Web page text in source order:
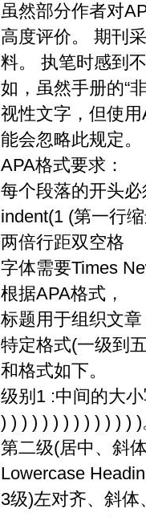
虽然部分作者对
高度评价。 期刊
料。 执笔时感到
如，虽然手册的“
视性文字，但使
能会忽略此规定。
APA格式要求：
每个段落的开头
indent(1 (第一行
两倍行距双空格
字体需要Times
根据APA格式，
标题用于组织文
特定格式(一级到
和格式如下。
级别1 :中间的大
) ) ) ) ) ) ) ) ) ) ) ) )
第二级(居中、斜
Lowercase
3级)左对齐、斜